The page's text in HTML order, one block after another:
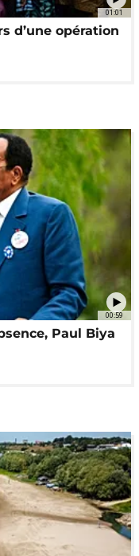
01:01
d’une opération
00:59
Paul Biya